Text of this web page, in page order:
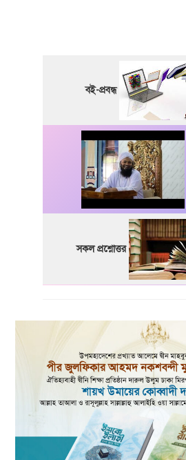
বই-প্রবন্ধ
সকল প্রশ্নোত্তর